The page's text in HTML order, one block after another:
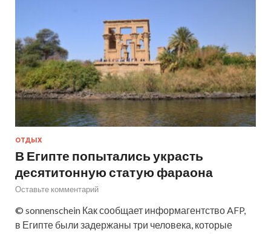
ОТДЫХ
В Египте попытались украсть
десятитонную статую фараона
Оставьте комментарий
© sonnenschein Как сообщает информагентство AFP,
в Египте были задержаны три человека, которые